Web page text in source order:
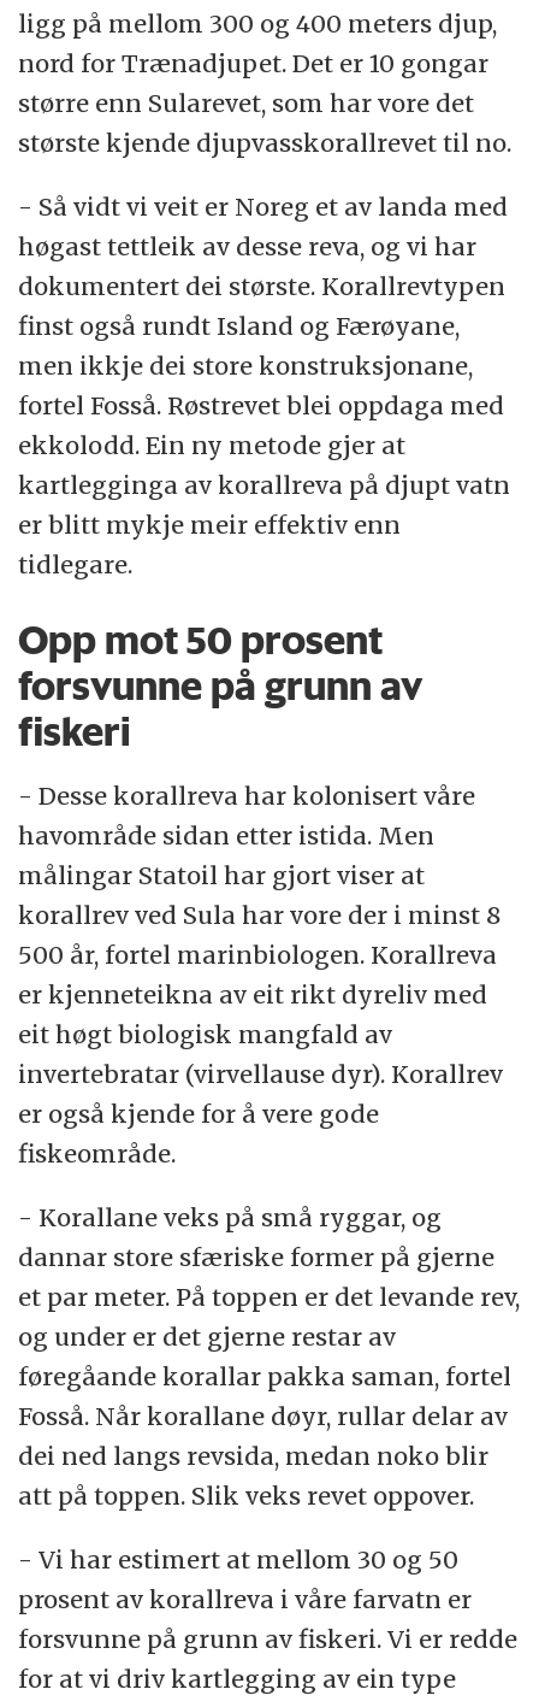
ligg på mellom 300 og 400 meters djup,
nord for Trænadjupet. Det er 10 gongar
større enn Sularevet, som har vore det
største kjende djupvasskorallrevet til no.
- Så vidt vi veit er Noreg et av landa med
høgast tettleik av desse reva, og vi har
dokumentert dei største. Korallrevtypen
finst også rundt Island og Færøyane,
men ikkje dei store konstruksjonane,
fortel Fosså. Røstrevet blei oppdaga med
ekkolodd. Ein ny metode gjer at
kartlegginga av korallreva på djupt vatn
er blitt mykje meir effektiv enn
tidlegare.
Opp mot 50 prosent
forsvunne på grunn av
fiskeri
- Desse korallreva har kolonisert våre
havområde sidan etter istida. Men
målingar Statoil har gjort viser at
korallrev ved Sula har vore der i minst 8
500 år, fortel marinbiologen. Korallreva
er kjenneteikna av eit rikt dyreliv med
eit høgt biologisk mangfald av
invertebratar (virvellause dyr). Korallrev
er også kjende for å vere gode
fiskeområde.
- Korallane veks på små ryggar, og
dannar store sfæriske former på gjerne
et par meter. På toppen er det levande rev,
og under er det gjerne restar av
føregåande korallar pakka saman, fortel
Fosså. Når korallane døyr, rullar delar av
dei ned langs revsida, medan noko blir
att på toppen. Slik veks revet oppover.
- Vi har estimert at mellom 30 og 50
prosent av korallreva i våre farvatn er
forsvunne på grunn av fiskeri. Vi er redde
for at vi driv kartlegging av ein type